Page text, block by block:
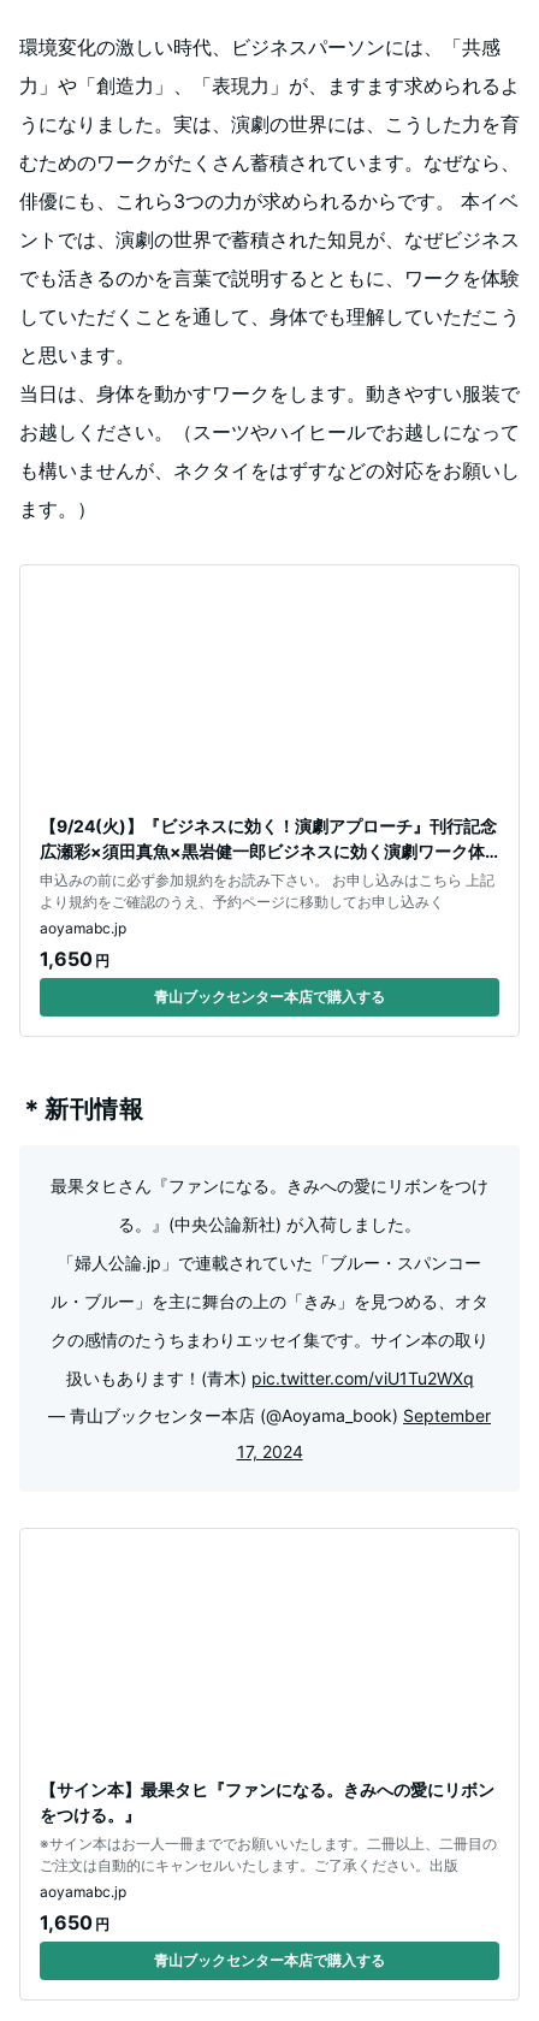
環境変化の激しい時代、ビジネスパーソンには、「共感
力」や「創造力」、「表現力」が、ますます求められるよ
うになりました。実は、演劇の世界には、こうした力を育
むためのワークがたくさん蓄積されています。なぜなら、
俳優にも、これら3つの力が求められるからです。 本イベ
ントでは、演劇の世界で蓄積された知見が、なぜビジネス
でも活きるのかを言葉で説明するとともに、ワークを体験
していただくことを通して、身体でも理解していただこう
と思います。
当日は、身体を動かすワークをします。動きやすい服装で
お越しください。（スーツやハイヒールでお越しになって
も構いませんが、ネクタイをはずすなどの対応をお願いし
ます。）
【9/24(火)】『ビジネスに効く！演劇アプローチ』刊行記念
広瀬彩×須田真魚×黒岩健一郎ビジネスに効く演劇ワーク体
験会
申込みの前に必ず参加規約をお読み下さい。 お申し込みはこちら 上記
より規約をご確認のうえ、予約ページに移動してお申し込みく
aoyamabc.jp
1,650 円
青山ブックセンター本店で購入する
＊新刊情報
最果タヒさん『ファンになる。きみへの愛にリボンをつけ
る。』(中央公論新社) が入荷しました。
「婦人公論.jp」で連載されていた「ブルー・スパンコー
ル・ブルー」を主に舞台の上の「きみ」を見つめる、オタ
クの感情のたうちまわりエッセイ集です。サイン本の取り
扱いもあります！(青木) pic.twitter.com/viU1Tu2WXq
— 青山ブックセンター本店 (@Aoyama_book) September
17, 2024
【サイン本】最果タヒ『ファンになる。きみへの愛にリボン
をつける。』
※サイン本はお一人一冊まででお願いいたします。二冊以上、二冊目の
ご注文は自動的にキャンセルいたします。ご了承ください。出版
aoyamabc.jp
1,650 円
青山ブックセンター本店で購入する